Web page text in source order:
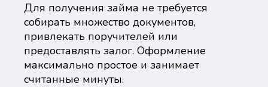
Для получения займа не требуется
собирать множество документов,
привлекать поручителей или
предоставлять залог. Оформление
максимально простое и занимает
считанные минуты.